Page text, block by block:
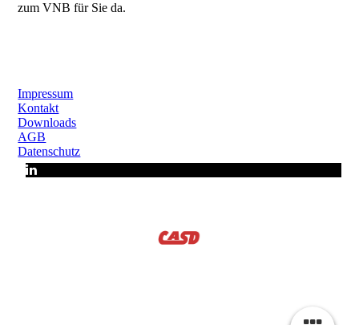
zum VNB für Sie da.
Impressum
Kontakt
Downloads
AGB
Datenschutz